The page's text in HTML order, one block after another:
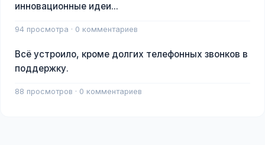
инновационные идеи...
94 просмотра · 0 комментариев
Всё устроило, кроме долгих телефонных звонков в
поддержку.
88 просмотров · 0 комментариев